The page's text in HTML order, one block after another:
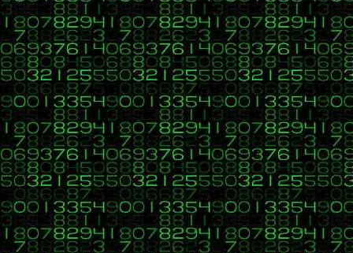
Asignación compuesta de módulo: a %= b equivale a = a % b
(Ahora el valor de a es: 0)
Código 2
En esta parte los puse juntos, pero con sus delimitadores, por
Código:[Seleccionar]
<?php# Ejercicio - Operadores de incremento$a = 4; $b = 2;
<?php echo "---------------------------------<br/>";#Ejercicio
4
C, C++, C#, Java, Visual Basic, HTML, PHP, CSS,
«en:21 de Enero 2020, 05:26 »
Citar
a) $A > 3 b)
d) $B < $C e)
g) $A * $B == 15 h)
j) $C / $B == -10 k)
m) ($A+$B == 8 ) && ($A-$B == 2) n) ($A+$B
o) $A > 3 && $B > 3 && $C < 3 p) $A > 3
Código:
Código:[Seleccionar]